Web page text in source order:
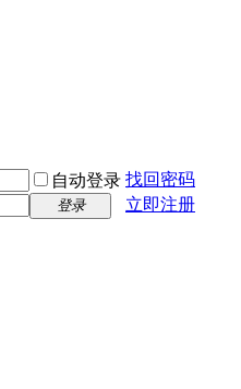
自动登录 找回密码
登录
立即注册